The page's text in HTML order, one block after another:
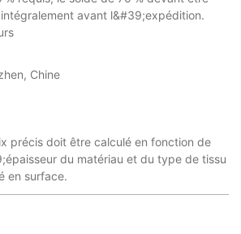
avant l&#39;expédition.
Chine
précis doit être calculé en fonction de
du matériau et du type de tissu
en surface.